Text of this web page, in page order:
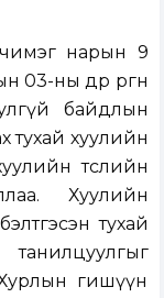
нарын 9
03-ны өдөр өргөн
байдлын
тухай хуулийн
төслийн
Хуулийн
тухай
гишүүн